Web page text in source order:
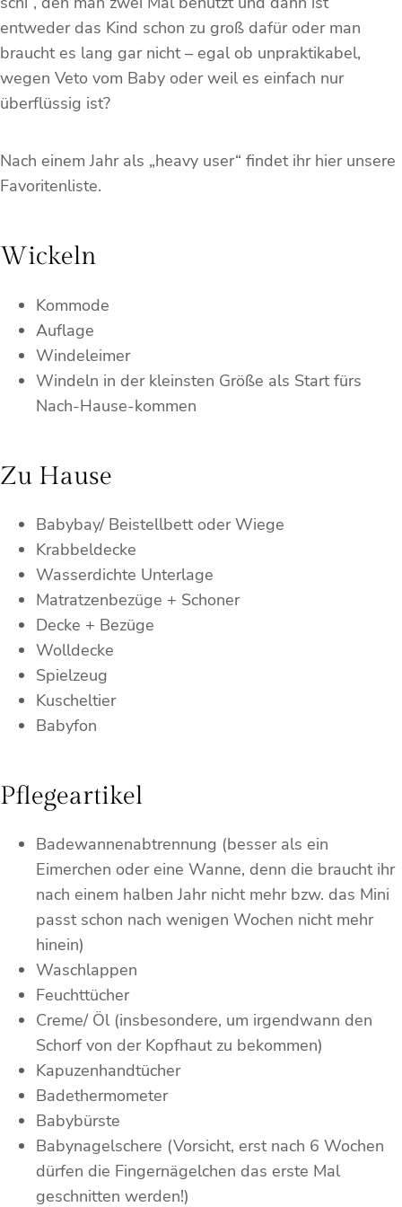
entweder das Kind schon zu groß dafür oder man
braucht es lang gar nicht – egal ob unpraktikabel,
wegen Veto vom Baby oder weil es einfach nur
überflüssig ist?
Nach einem Jahr als „heavy user“ findet ihr hier unsere
Favoritenliste.
Wickeln
Kommode
Auflage
Windeleimer
Windeln in der kleinsten Größe als Start fürs
Nach-Hause-kommen
Zu Hause
Babybay/ Beistellbett oder Wiege
Krabbeldecke
Wasserdichte Unterlage
Matratzenbezüge + Schoner
Decke + Bezüge
Wolldecke
Spielzeug
Kuscheltier
Babyfon
Pflegeartikel
Badewannenabtrennung (besser als ein
Eimerchen oder eine Wanne, denn die braucht ihr
nach einem halben Jahr nicht mehr bzw. das Mini
passt schon nach wenigen Wochen nicht mehr
hinein)
Waschlappen
Feuchttücher
Creme/ Öl (insbesondere, um irgendwann den
Schorf von der Kopfhaut zu bekommen)
Kapuzenhandtücher
Badethermometer
Babybürste
Babynagelschere (Vorsicht, erst nach 6 Wochen
dürfen die Fingernägelchen das erste Mal
geschnitten werden!)